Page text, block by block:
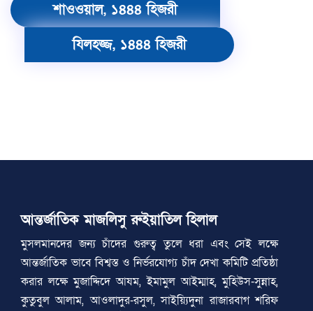
শাওওয়াল, ১৪৪৪ হিজরী
যিলহজ্জ, ১৪৪৪ হিজরী
আন্তর্জাতিক মাজলিসু রুইয়াতিল হিলাল
মুসলমানদের জন্য চাঁদের গুরুত্ব তুলে ধরা এবং সেই লক্ষে
আন্তর্জাতিক ভাবে বিশ্বস্ত ও নির্ভরযোগ্য চাঁদ দেখা কমিটি প্রতিষ্ঠা
করার লক্ষে মুজাদ্দিদে আযম, ইমামুল আইম্মাহ, মুহিউস-সুন্নাহ,
কুতুবুল আলাম, আওলাদুর-রসুল, সাইয়্যিদুনা রাজারবাগ শরিফ